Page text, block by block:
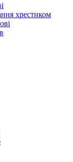
хрестиком